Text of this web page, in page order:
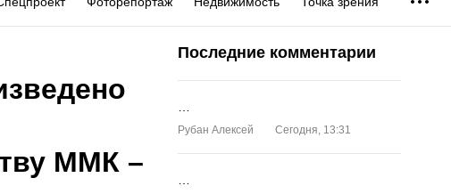
ММК –
Последние комментарии
Рубан Алексей Сегодня, 13:31